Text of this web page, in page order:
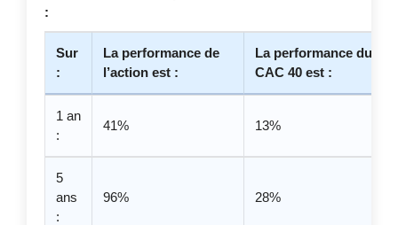
:
Sur
:
La performance de
l’action est :
La performance du
CAC 40 est :
1 an
:
41% 13%
5
ans
:
96% 28%